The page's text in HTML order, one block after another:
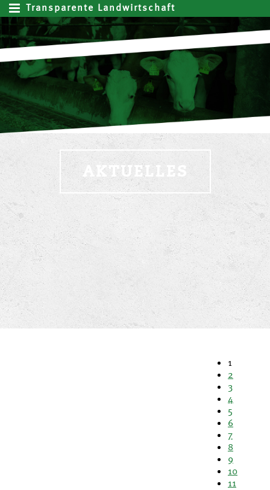
Transparente Landwirtschaft
AKTUELLES
1
2
3
4
5
6
7
8
9
10
11